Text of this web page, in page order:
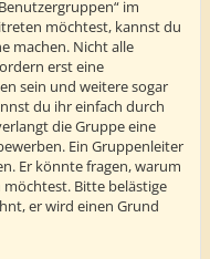
im
möchtest, kannst du
machen. Nicht alle
erst eine
sein und weitere sogar
du ihr einfach durch
die Gruppe eine
Ein Gruppenleiter
Er könnte fragen, warum
Bitte belästige
er wird einen Grund